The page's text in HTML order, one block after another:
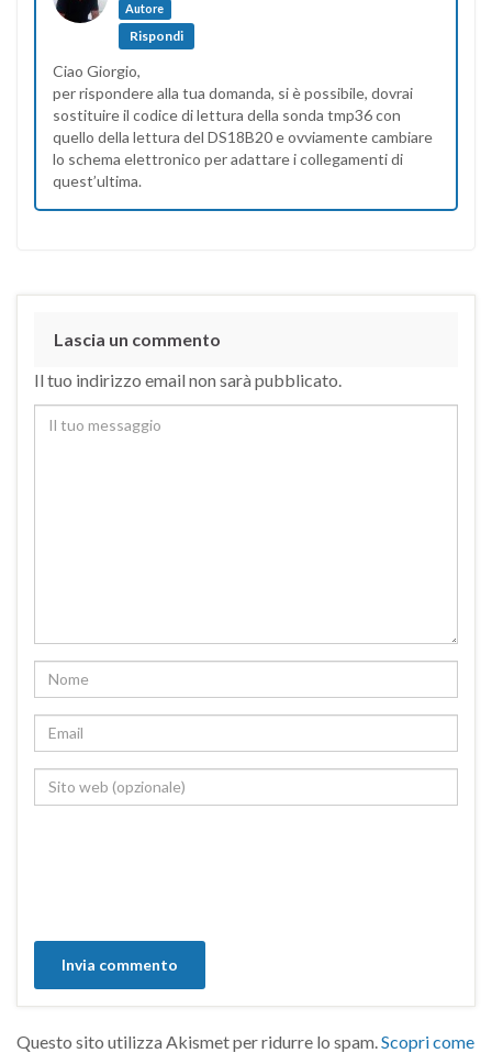
Autore
Rispondi
Ciao Giorgio,
per rispondere alla tua domanda, si è possibile, dovrai
sostituire il codice di lettura della sonda tmp36 con
quello della lettura del DS18B20 e ovviamente cambiare
lo schema elettronico per adattare i collegamenti di
quest’ultima.
Lascia un commento
Il tuo indirizzo email non sarà pubblicato.
Questo sito utilizza Akismet per ridurre lo spam. Scopri come